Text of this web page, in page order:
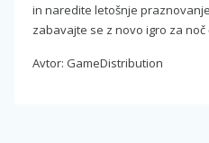
in naredite letošnje
zabavajte se z novo igro za noč
Avtor: GameDistribution